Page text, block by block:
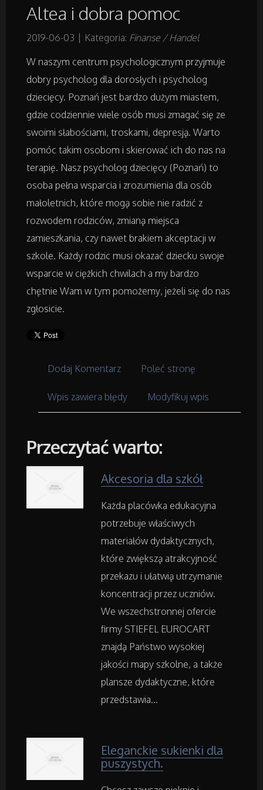
Remonty, Elektryk, Hydraulik
Materiały Budowlane
Działki
Drzwi i Okna
Nieruchomości, Działki
Domy, Mieszkania
Badania
Kursy i Szkolenia
Książki, Czasopisma
Handel Online
Wyposażenie Wnętrz
Wyposażenie Łazienki
Odzież
Sport
Elektronika, RTV, AGD
Art. Dla Zwierząt
Chemia
Altea i dobra pomoc
2019-06-03 Kategoria: Finanse / Handel
W naszym centrum psychologicznym przyjmuje
dobry psycholog dla dorosłych i psycholog
dziecięcy. Poznań jest bardzo dużym miastem,
gdzie codziennie wiele osób musi zmagać się ze
swoimi słabościami, troskami, depresją. Warto
pomóc takim osobom i skierować ich do nas na
terapię. Nasz psycholog dziecięcy (Poznań) to
osoba pełna wsparcia i zrozumienia dla osób
małoletnich, które mogą sobie nie radzić z
rozwodem rodziców, zmianą miejsca
zamieszkania, czy nawet brakiem akceptacji w
szkole. Każdy rodzic musi okazać dziecku swoje
wsparcie w ciężkich chwilach a my bardzo
chętnie Wam w tym pomożemy, jeżeli się do nas
zgłosicie.
Dodaj Komentarz Poleć stronę
Wpis zawiera błędy Modyfikuj wpis
Przeczytać warto:
Akcesoria dla szkół
Każda placówka edukacyjna
potrzebuje właściwych
materiałów dydaktycznych,
które zwiększą atrakcyjność
przekazu i ułatwią utrzymanie
koncentracji przez uczniów.
We wszechstronnej ofercie
firmy STIEFEL EUROCART
znajdą Państwo wysokiej
jakości mapy szkolne, a także
plansze dydaktyczne, które
przedstawia...
Eleganckie sukienki dla
puszystych.